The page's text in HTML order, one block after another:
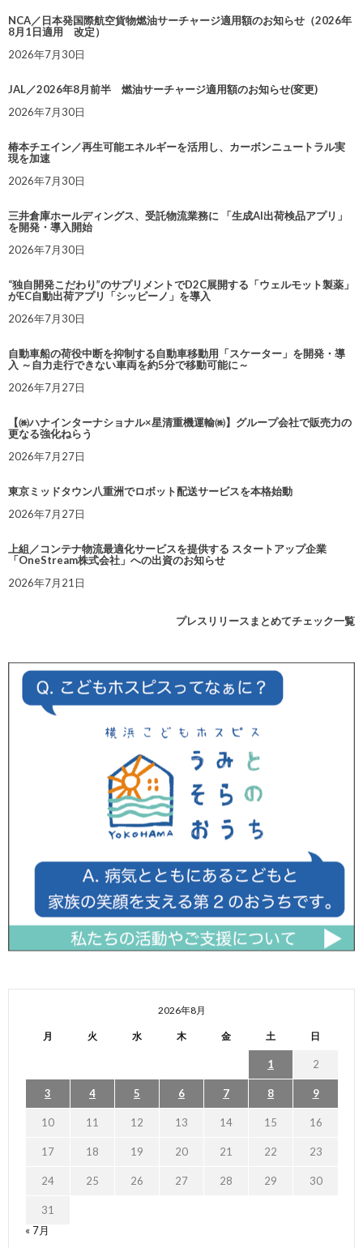
NCA／日本発国際航空貨物燃油サーチャージ適用額のお知らせ（2026年
8月1日適用 改定）
2026年7月30日
JAL／2026年8月前半 燃油サーチャージ適用額のお知らせ(変更)
2026年7月30日
椿本チエイン／再生可能エネルギーを活用し、カーボンニュートラル実
現を加速
2026年7月30日
三井倉庫ホールディングス、受託物流業務に 「生成AI出荷検品アプリ」
を開発・導入開始
2026年7月30日
“独自開発こだわり”のサプリメントでD2C展開する「ウェルモット製薬」
がEC自動出荷アプリ「シッピーノ」を導入
2026年7月30日
自動車船の荷役中断を抑制する自動車移動用「スケーター」を開発・導
入 ～自力走行できない車両を約5分で移動可能に～
2026年7月27日
【㈱ハナインターナショナル×星清重機運輸㈱】グループ会社で販売力の
更なる強化ねらう
2026年7月27日
東京ミッドタウン八重洲でロボット配送サービスを本格始動
2026年7月27日
上組／コンテナ物流最適化サービスを提供する スタートアップ企業
「OneStream株式会社」への出資のお知らせ
2026年7月21日
プレスリリースまとめてチェック一覧
2026年8月
月 火 水 木 金 土 日
1 2
3 4 5 6 7 8 9
10 11 12 13 14 15 16
17 18 19 20 21 22 23
24 25 26 27 28 29 30
31
« 7月